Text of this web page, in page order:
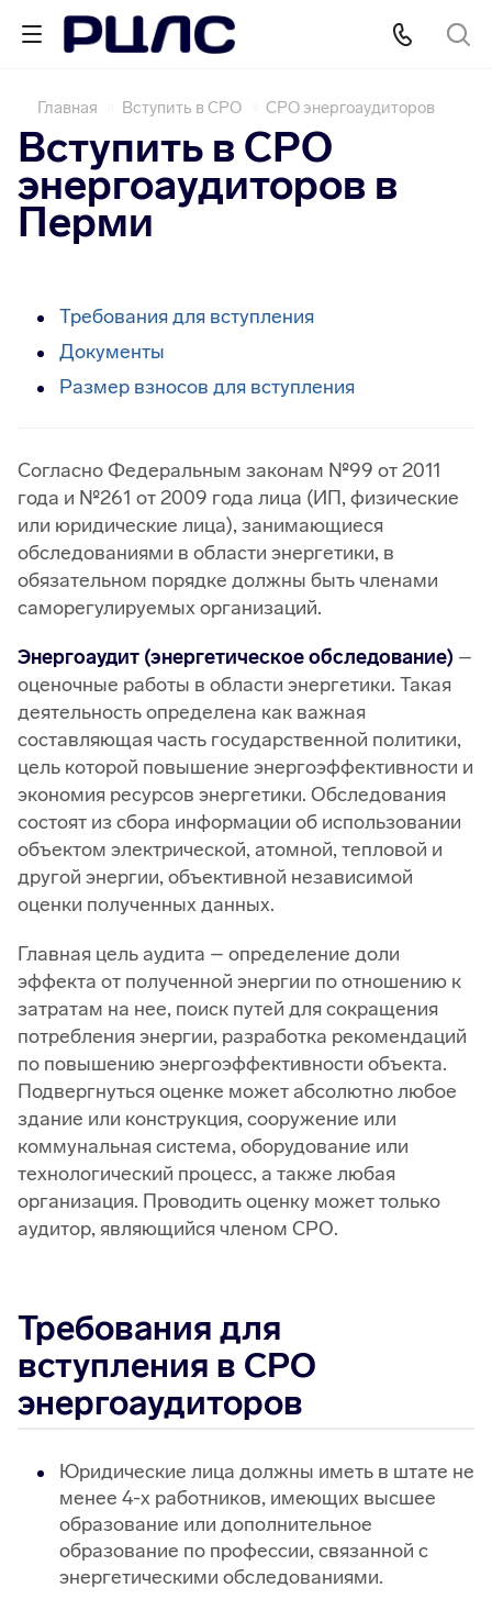
Главная Вступить в СРО СРО энергоаудиторов
Вступить в СРО
энергоаудиторов в
Перми
Требования для вступления
Документы
Размер взносов для вступления
Согласно Федеральным законам №99 от 2011
года и №261 от 2009 года лица (ИП, физические
или юридические лица), занимающиеся
обследованиями в области энергетики, в
обязательном порядке должны быть членами
саморегулируемых организаций.
Энергоаудит (энергетическое обследование) –
оценочные работы в области энергетики. Такая
деятельность определена как важная
составляющая часть государственной политики,
цель которой повышение энергоэффективности и
экономия ресурсов энергетики. Обследования
состоят из сбора информации об использовании
объектом электрической, атомной, тепловой и
другой энергии, объективной независимой
оценки полученных данных.
Главная цель аудита – определение доли
эффекта от полученной энергии по отношению к
затратам на нее, поиск путей для сокращения
потребления энергии, разработка рекомендаций
по повышению энергоэффективности объекта.
Подвергнуться оценке может абсолютно любое
здание или конструкция, сооружение или
коммунальная система, оборудование или
технологический процесс, а также любая
организация. Проводить оценку может только
аудитор, являющийся членом СРО.
Требования для
вступления в СРО
энергоаудиторов
Юридические лица должны иметь в штате не
менее 4-х работников, имеющих высшее
образование или дополнительное
образование по профессии, связанной с
энергетическими обследованиями.